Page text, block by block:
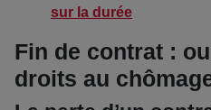
sur la durée
Fin de contrat :
droits au